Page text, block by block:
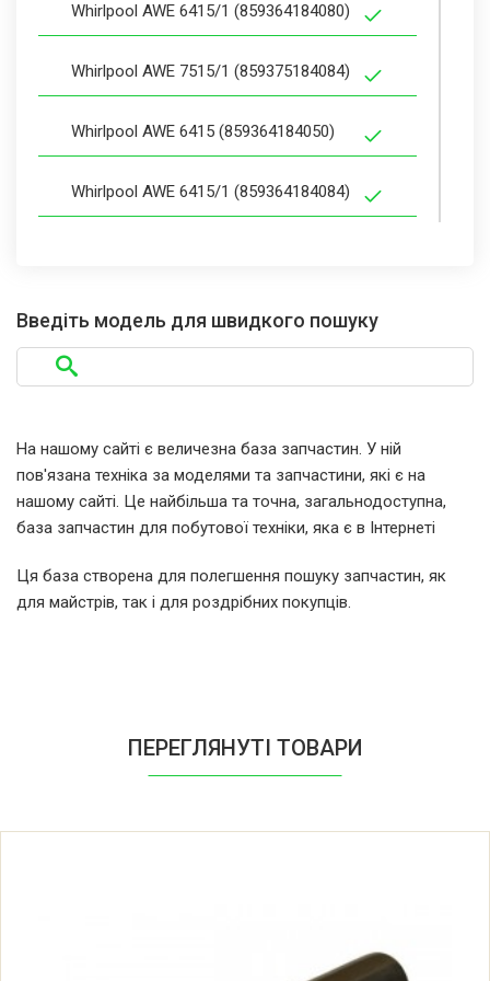
Whirlpool AWE 6415/1 (859364184080)
Whirlpool AWE 7515/1 (859375184084)
Whirlpool AWE 6415 (859364184050)
Whirlpool AWE 6415/1 (859364184084)
Whirlpool AWE 7515/1 (859375184087)
Whirlpool AWE 6415/1 (859364184082)
Whirlpool AWE 6415/1 (859364184087)
Whirlpool AWE 6415 (859364145057)
Whirlpool AWOE S8212 (859201242010)
Введіть модель для швидкого пошуку
На нашому сайті є величезна база запчастин. У ній
пов'язана техніка за моделями та запчастини, які є на
нашому сайті. Це найбільша та точна, загальнодоступна,
база запчастин для побутової техніки, яка є в Інтернеті
Ця база створена для полегшення пошуку запчастин, як
для майстрів, так і для роздрібних покупців.
ПЕРЕГЛЯНУТІ ТОВАРИ